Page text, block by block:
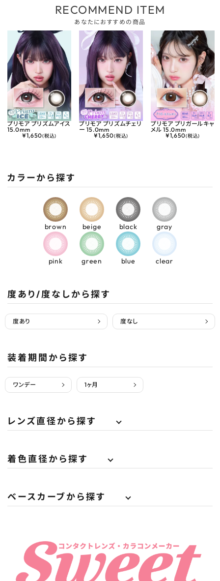
RECOMMEND ITEM
あなたにおすすめの商品
プリモア プリズムアイス
15.0mm
¥1,650(税込)
プリモア プリズムチェリ
ー 15.0mm
¥1,650(税込)
プリモア プリガールキャ
メル 15.0mm
¥1,650(税込)
カラーから探す
brown beige black gray
pink green blue clear
度あり/度なしから探す
度あり 度なし
装着期間から探す
ワンデー 1ヶ月
レンズ直径から探す
着色直径から探す
ベースカーブから探す